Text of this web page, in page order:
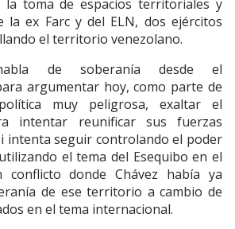
toma de espacios territoriales y
la ex Farc y del ELN, dos ejércitos
el territorio venezolano.
de soberanía desde el
argumentar hoy, como parte de
muy peligrosa, exaltar el
intentar reunificar sus fuerzas
intenta seguir controlando el poder
el tema del Esequibo en el
donde Chávez había ya
de ese territorio a cambio de
en el tema internacional.